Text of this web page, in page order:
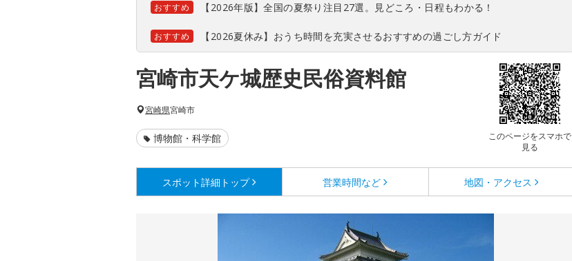
おすすめ 【2026年版】全国の夏祭り注目27選。見どころ・日程もわかる！
おすすめ 【2026夏休み】おうち時間を充実させるおすすめの過ごし方ガイド
宮崎市天ケ城歴史民俗資料館
このページをスマホで
見る
宮崎県宮崎市
博物館・科学館
スポット詳細 トップ 営業時間など 地図・アクセス